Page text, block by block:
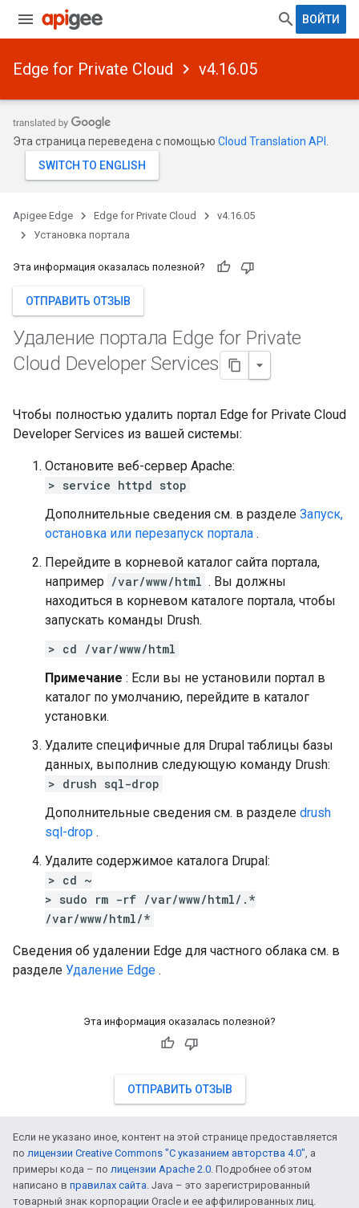
ВОЙТИ
Edge for Private Cloud v4.16.05
Эта страница переведена с помощью Cloud Translation API
Apigee Edge Edge for Private Cloud
v4.16.05
Установка портала
Эта информация оказалась полезной?
ОТПРАВИТЬ ОТЗЫВ
Удаление портала Edge for Private
Cloud Developer Services
Чтобы полностью удалить портал Edge for Private Cloud
Developer Services из вашей системы:
Остановите веб-сервер Apache:
> service httpd stop
Дополнительные сведения см. в разделе Запуск,
остановка или перезапуск портала .
Перейдите в корневой каталог сайта портала,
например /var/www/html . Вы должны
находиться в корневом каталоге портала, чтобы
запускать команды Drush.
> cd /var/www/html
Примечание : Если вы не установили портал в
каталог по умолчанию, перейдите в каталог
установки.
Удалите специфичные для Drupal таблицы базы
данных, выполнив следующую команду Drush:
> drush sql-drop
Дополнительные сведения см. в разделе drush
sql-drop .
Удалите содержимое каталога Drupal:
> cd ~
> sudo rm -rf /var/www/html/.*
/var/www/html/*
Сведения об удалении Edge для частного облака см. в
разделе Удаление Edge .
Эта информация оказалась полезной?
ОТПРАВИТЬ ОТЗЫВ
Если не указано иное, контент на этой странице предоставляется
по лицензии Creative Commons "С указанием авторства 4.0", а
примеры кода – по лицензии Apache 2.0. Подробнее об этом
написано в правилах сайта. Java – это зарегистрированный
товарный знак корпорации Oracle и ее аффилированных лиц.